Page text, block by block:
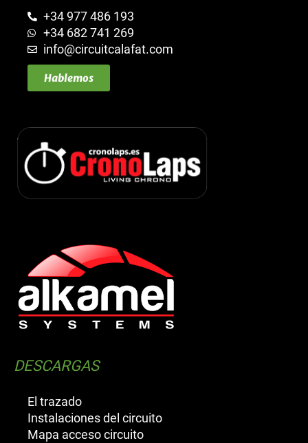
+34 977 486 193
+34 682 741 269
info@circuitcalafat.com
Hablemos
DESCARGAS
El trazado
Instalaciones del circuito
Mapa acceso circuito